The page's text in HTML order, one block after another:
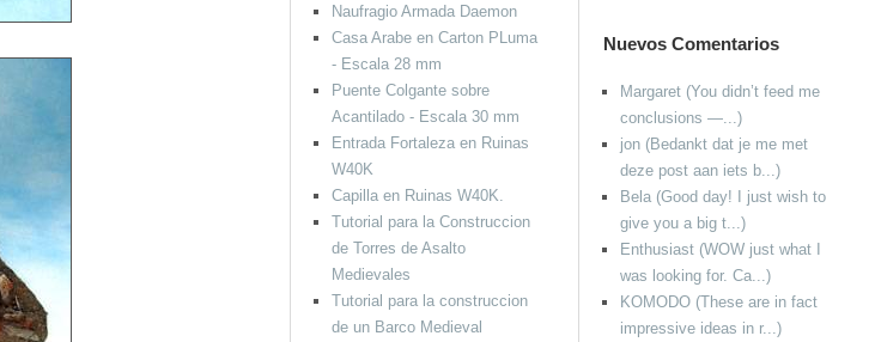
Nuevos Comentarios
Margaret (You didn’t feed me
conclusions —...)
jon (Bedankt dat je me met
deze post aan iets b...)
Bela (Good day! I just wish to
give you a big t...)
Enthusiast (WOW just what I
was looking for. Ca...)
KOMODO (These are in fact
impressive ideas in r...)
Naufragio Armada Daemon
Casa Arabe en Carton PLuma
- Escala 28 mm
Puente Colgante sobre
Acantilado - Escala 30 mm
Entrada Fortaleza en Ruinas
W40K
Capilla en Ruinas W40K.
Tutorial para la Construccion
de Torres de Asalto
Medievales
Tutorial para la construccion
de un Barco Medieval